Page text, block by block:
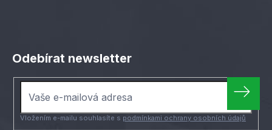
Odebírat newsletter
Vložením e-mailu souhlasíte s podmínkami ochrany osobních údajů